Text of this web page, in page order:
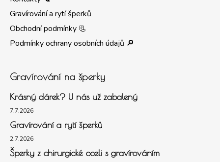
Gravírování a rytí šperků
Obchodní podmínky 📃
Podmínky ochrany osobních údajů 🔎
Gravírování na šperky
Krásný dárek? U nás už zabalený
7.7.2026
Gravírování a rytí šperků
2.7.2026
Šperky z chirurgické oceli s gravírováním